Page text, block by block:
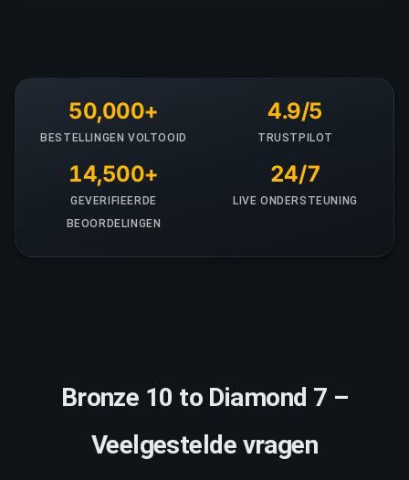
50,000+
BESTELLINGEN VOLTOOID
4.9/5
TRUSTPILOT
14,500+
GEVERIFIEERDE
BEOORDELINGEN
24/7
LIVE ONDERSTEUNING
Bronze 10 to Diamond 7 –
Veelgestelde vragen